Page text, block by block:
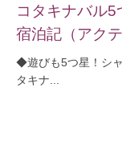
コタキナバル5
宿泊記（アク
◆遊びも5つ星！シ
タキナ...